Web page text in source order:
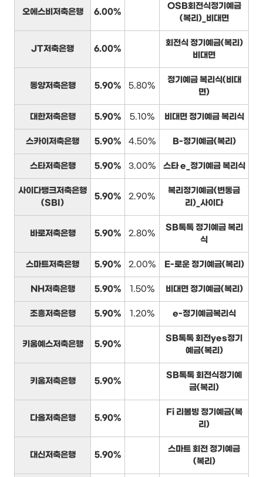
오에스비저축은행 6.00%
OSB회전식정기예금
(복리)_비대면
JT저축은행 6.00%
회전식 정기예금(복리)
비대면
동양저축은행 5.90% 5.80%
정기예금 복리식(비대
면)
대한저축은행 5.90% 5.10% 비대면 정기예금 복리식
스카이저축은행 5.90% 4.50% B-정기예금(복리)
스타저축은행 5.90% 3.00% 스타 e_정기예금 복리식
사이다뱅크저축은행
(SBI)
5.90% 2.90%
복리정기예금(변동금
리)_사이다
바로저축은행 5.90% 2.80%
SB톡톡 정기예금 복리
식
스마트저축은행 5.90% 2.00% E-로운 정기예금(복리)
NH저축은행 5.90% 1.50% 비대면 정기예금(복리)
조흥저축은행 5.90% 1.20% e-정기예금복리식
키움예스저축은행 5.90%
SB톡톡 회전yes정기
예금(복리)
키움저축은행 5.90%
SB톡톡 회전식정기예
금(복리)
다올저축은행 5.90%
Fi 리볼빙 정기예금(복
리)
대신저축은행 5.90%
스마트 회전 정기예금
(복리)